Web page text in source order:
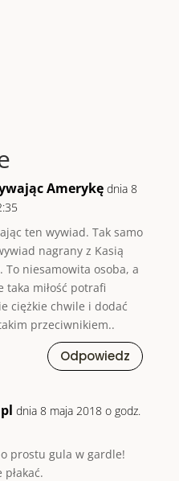
Amerykę dnia 8
ten wywiad. Tak samo
nagrany z Kasią
niesamowita osoba, a
taka miłość potrafi
ciężkie chwile i dodać
przeciwnikiem..
Odpowiedz
dnia 8 maja 2018 o godz.
prostu gula w gardle!